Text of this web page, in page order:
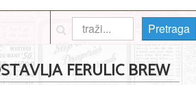
Pretraga
FERULIC BREW